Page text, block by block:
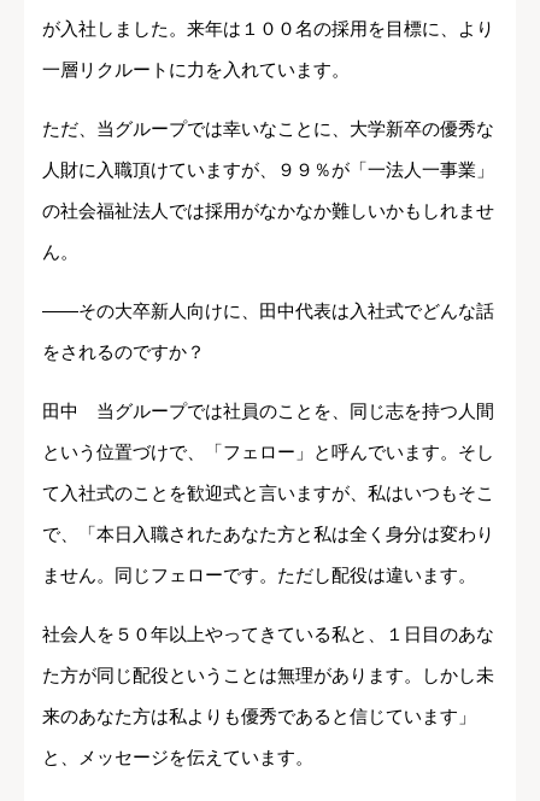
が入社しました。来年は１００名の採用を目標に、より
一層リクルートに力を入れています。
ただ、当グループでは幸いなことに、大学新卒の優秀な
人財に入職頂けていますが、９９％が「一法人一事業」
の社会福祉法人では採用がなかなか難しいかもしれませ
ん。
――その大卒新人向けに、田中代表は入社式でどんな話
をされるのですか？
田中 当グループでは社員のことを、同じ志を持つ人間
という位置づけで、「フェロー」と呼んでいます。そし
て入社式のことを歓迎式と言いますが、私はいつもそこ
で、「本日入職されたあなた方と私は全く身分は変わり
ません。同じフェローです。ただし配役は違います。
社会人を５０年以上やってきている私と、１日目のあな
た方が同じ配役ということは無理があります。しかし未
来のあなた方は私よりも優秀であると信じています」
と、メッセージを伝えています。